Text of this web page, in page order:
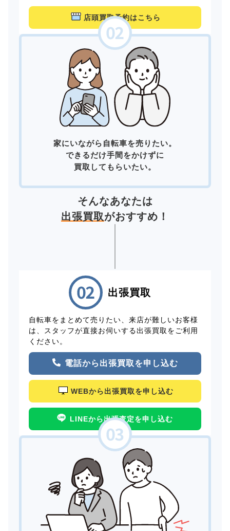
店頭買取予約はこちら
家にいながら自転車を売りたい。
できるだけ手間をかけずに
買取してもらいたい。
そんなあなたは
出張買取がおすすめ！
出張買取
自転車をまとめて売りたい、来店が難しいお客様
は、スタッフが直接お伺いする出張買取をご利用
ください。
電話から出張買取を申し込む
WEBから出張買取を申し込む
LINEから出張査定を申し込む